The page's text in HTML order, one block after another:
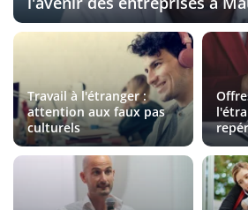
Travail à l'étranger :
attention aux faux pas
culturels